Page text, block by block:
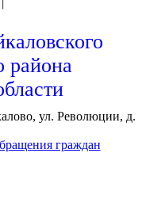
района
ул. Революции, д.
граждан